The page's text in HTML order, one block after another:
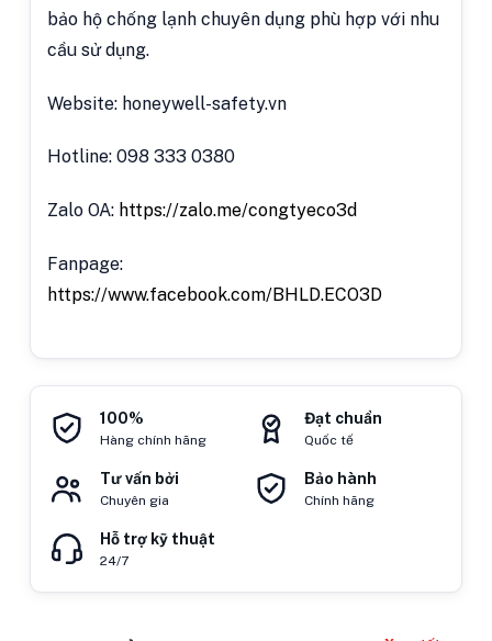
bảo hộ chống lạnh chuyên dụng phù hợp với nhu
cầu sử dụng.
Website: honeywell-safety.vn
Hotline: 098 333 0380
Zalo OA: https://zalo.me/congtyeco3d
Fanpage:
https://www.facebook.com/BHLD.ECO3D
100%
Hàng chính hãng
Đạt chuẩn
Quốc tế
Tư vấn bởi
Chuyên gia
Bảo hành
Chính hãng
Hỗ trợ kỹ thuật
24/7